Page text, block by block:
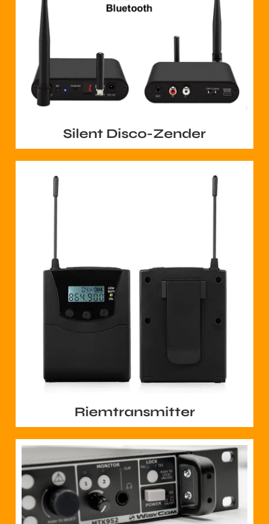
Silent Disco-Zender
Riemtransmitter